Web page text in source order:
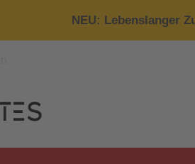
NEU: Lebenslanger